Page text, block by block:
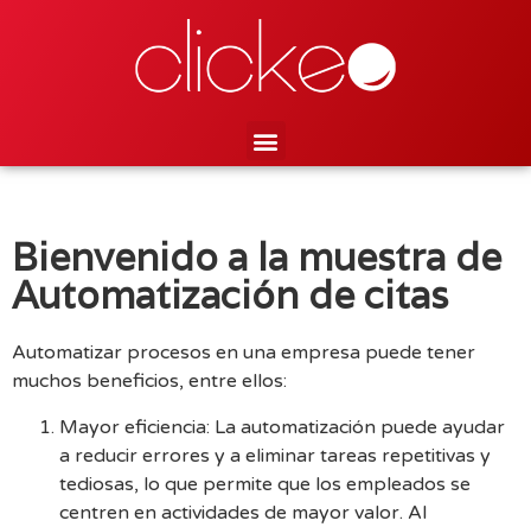
Bienvenido a la muestra de
Automatización de citas
Automatizar procesos en una empresa puede tener
muchos beneficios, entre ellos:
Mayor eficiencia: La automatización puede ayudar
a reducir errores y a eliminar tareas repetitivas y
tediosas, lo que permite que los empleados se
centren en actividades de mayor valor. Al